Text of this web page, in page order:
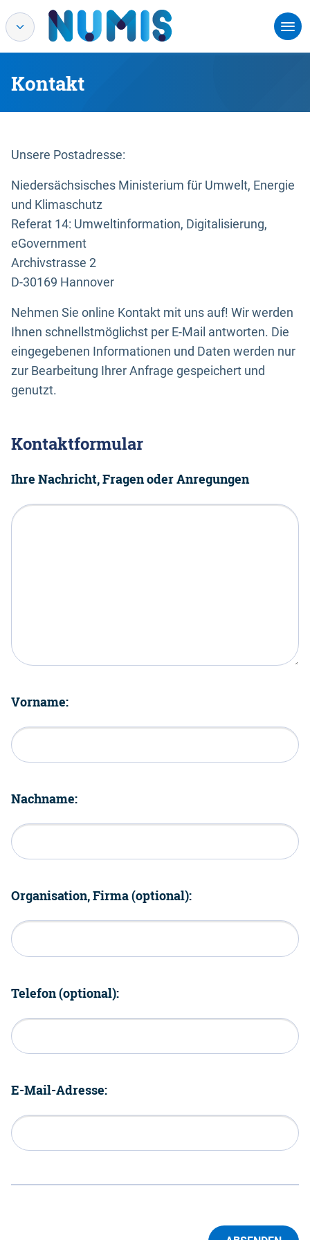
Kontakt
Unsere Postadresse:
Niedersächsisches Ministerium für Umwelt, Energie
und Klimaschutz
Referat 14: Umweltinformation, Digitalisierung,
eGovernment
Archivstrasse 2
D-30169 Hannover
Nehmen Sie online Kontakt mit uns auf! Wir werden
Ihnen schnellstmöglichst per E-Mail antworten. Die
eingegebenen Informationen und Daten werden nur
zur Bearbeitung Ihrer Anfrage gespeichert und
genutzt.
Kontaktformular
Ihre Nachricht, Fragen oder Anregungen
Vorname:
Nachname:
Organisation, Firma (optional):
Telefon (optional):
E-Mail-Adresse: